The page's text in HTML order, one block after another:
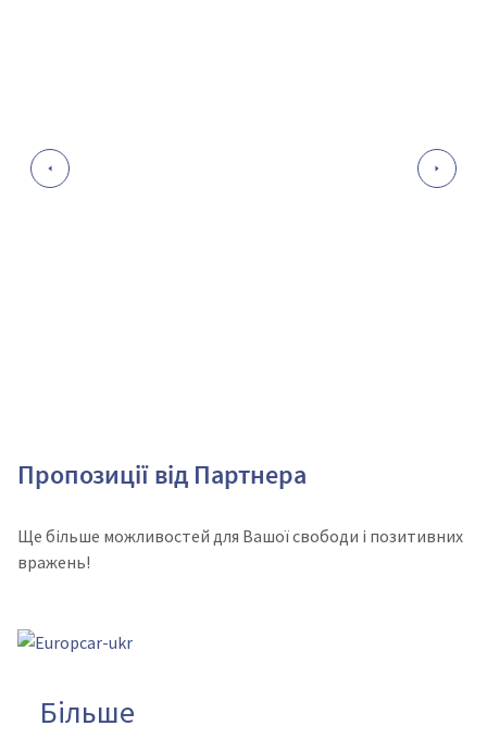
Пропозиції від Партнера
Ще більше можливостей для Вашої свободи і позитивних
вражень!
Більше